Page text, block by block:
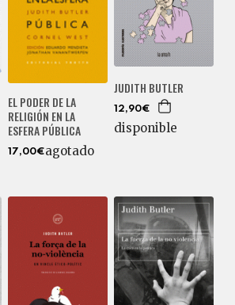
EL PODER DE LA
RELIGIÓN EN LA
ESFERA PÚBLICA
17,00€agotado
JUDITH BUTLER
12,90€
disponible